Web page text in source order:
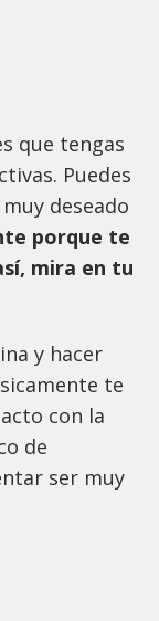
que tengas
Puedes
deseado
porque te
mira en tu
y hacer
te
con la
de
ser muy